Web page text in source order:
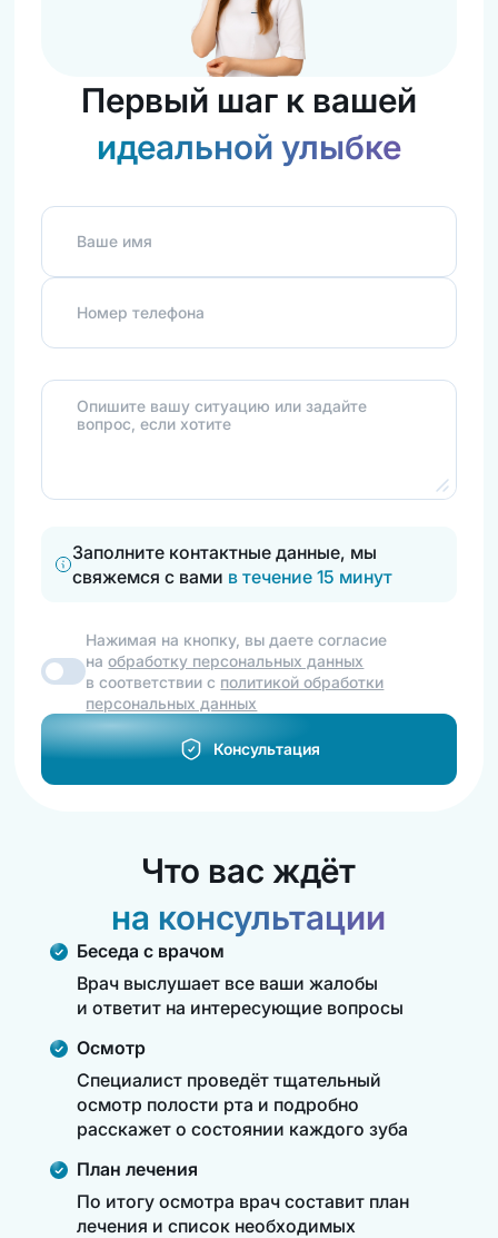
Первый шаг к вашей
идеальной улыбке
Ваше имя
Номер телефона
Опишите вашу ситуацию или задайте
вопрос, если хотите
Заполните контактные данные, мы
свяжемся с вами в течение 15 минут
Нажимая на кнопку, вы даете согласие
наобработку персональных данных
в соответствии с политикой обработки
персональных данных
Консультация
Что вас ждёт
на консультации
Беседа с врачом
Врач выслушает все ваши жалобы
и ответит на интересующие вопросы
Осмотр
Специалист проведёт тщательный
осмотр полости рта и подробно
расскажет о состоянии каждого зуба
План лечения
По итогу осмотра врач составит план
лечения и список необходимых